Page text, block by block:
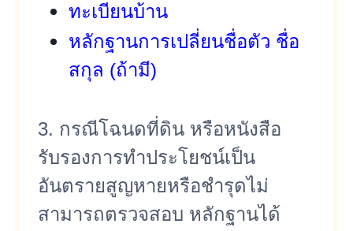
ทะเบียนบ้าน
หลักฐานการเปลี่ยนชื่อตัว ชื่อ
สกุล (ถ้ามี)
3. กรณีโฉนดที่ดิน หรือหนังสือ
รับรองการทำประโยชน์เป็น
อันตรายสูญหายหรือชำรุดไม่
สามารถตรวจสอบ หลักฐานได้